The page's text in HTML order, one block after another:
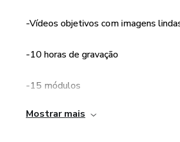
-Vídeos objetivos com imagens
-10 horas de gravação
-15 módulos
-Acesso por um ano
Mostrar mais